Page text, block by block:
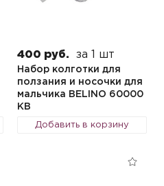
400 руб. за 1 шт
Набор колготки для
ползания и носочки для
мальчика BELINO 60000
KB
Добавить в корзину